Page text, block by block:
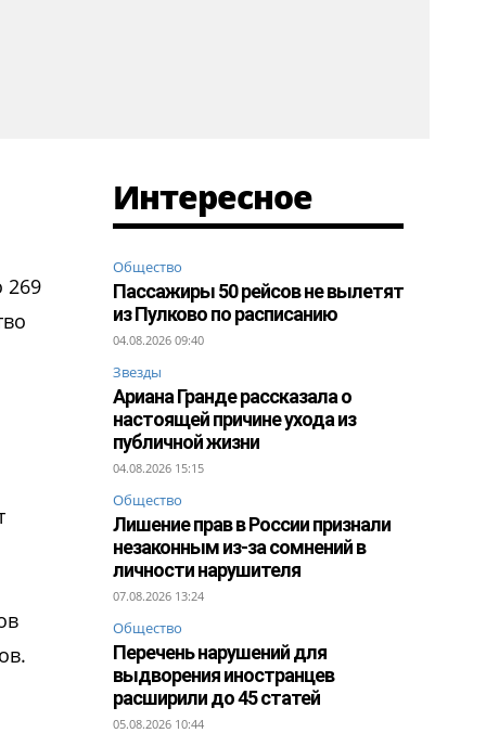
269
Интересное
Общество
Пассажиры 50 рейсов не вылетят
из Пулково по расписанию
04.08.2026 09:40
Звезды
Ариана Гранде рассказала о
настоящей причине ухода из
публичной жизни
04.08.2026 15:15
Общество
Лишение прав в России признали
незаконным из-за сомнений в
личности нарушителя
07.08.2026 13:24
Общество
Перечень нарушений для
выдворения иностранцев
расширили до 45 статей
05.08.2026 10:44